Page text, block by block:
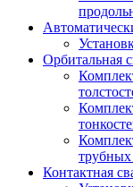
Орбитальная
трубных
Контактная